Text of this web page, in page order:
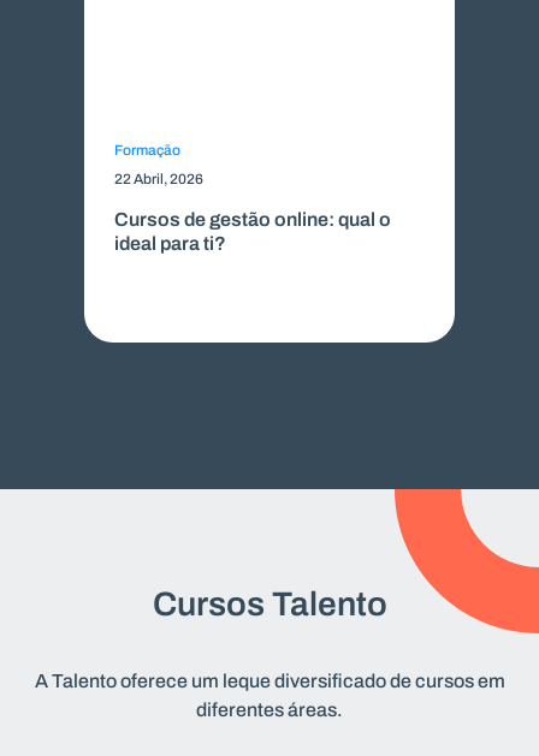
Formação
22 Abril, 2026
Cursos de gestão online: qual o
ideal para ti?
Cursos Talento
A Talento oferece um leque diversificado de cursos em
diferentes áreas.